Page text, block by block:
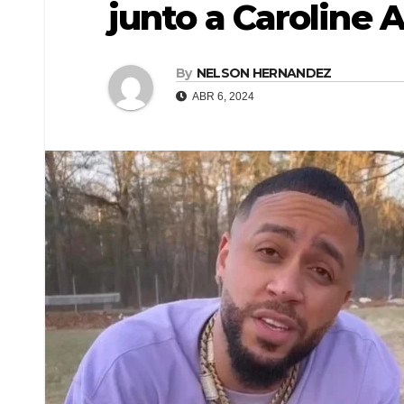
junto a Caroline
By NELSON HERNANDEZ
ABR 6, 2024